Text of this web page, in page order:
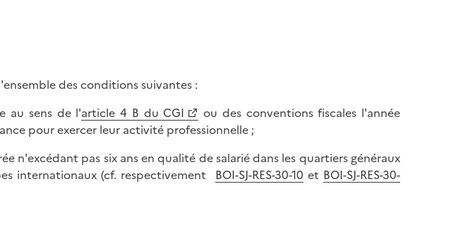
des conditions suivantes :
au sens de l'article 4 B du CGI
ou des conventions fiscales l'année
pour exercer leur activité professionnelle ;
n'excédant pas six ans en qualité de salarié dans les quartiers généraux
internationaux (cf. respectivement BOI-SJ-RES-30-10 et BOI-SJ-RES-30-